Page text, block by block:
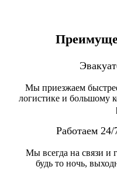
Мы приезжаем
логистике и большому
Работаем
Мы всегда на связи и
будь то ночь,